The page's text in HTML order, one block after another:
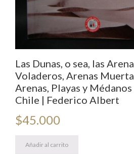
Las Dunas, o sea, las
Voladeros, Arenas
Arenas, Playas y
Chile | Federico Albert
$45.000
Añadir al carrito